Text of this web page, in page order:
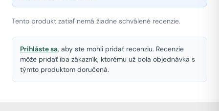
Tento produkt zatiaľ nemá žiadne schválené recenzie.
Prihláste sa, aby ste mohli pridať recenziu. Recenzie
môže pridať iba zákazník, ktorému už bola objednávka s
týmto produktom doručená.